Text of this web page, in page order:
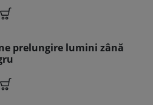
prelungire lumini zână